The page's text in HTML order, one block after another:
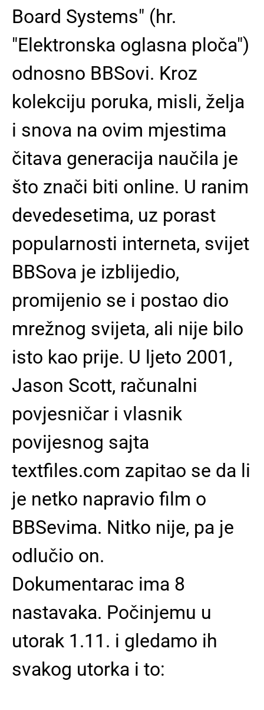
Board Systems" (hr.
"Elektronska oglasna ploča")
odnosno BBSovi. Kroz
kolekciju poruka, misli, želja
i snova na ovim mjestima
čitava generacija naučila je
što znači biti online. U ranim
devedesetima, uz porast
popularnosti interneta, svijet
BBSova je izblijedio,
promijenio se i postao dio
mrežnog svijeta, ali nije bilo
isto kao prije. U ljeto 2001,
Jason Scott, računalni
povjesničar i vlasnik
povijesnog sajta
textfiles.com zapitao se da li
je netko napravio film o
BBSevima. Nitko nije, pa je
odlučio on.
Dokumentarac ima 8
nastavaka. Počinjemu u
utorak 1.11. i gledamo ih
svakog utorka i to: